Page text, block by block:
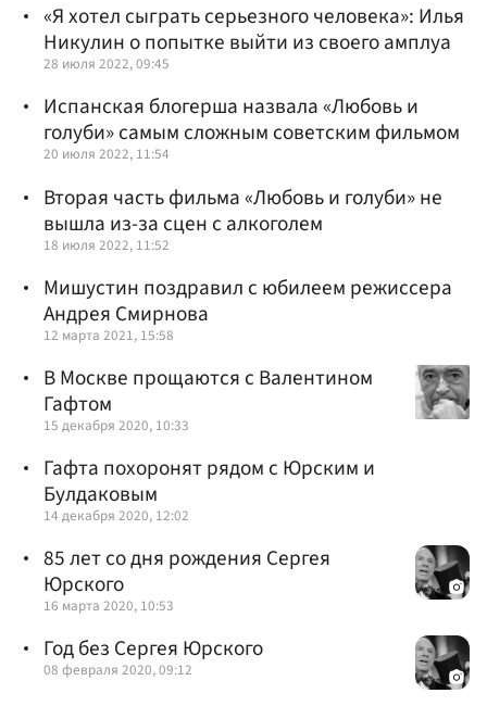
«Я хотел сыграть серьезного человека»: Илья
Никулин о попытке выйти из своего амплуа
28 июля 2022, 09:45
Испанская блогерша назвала «Любовь и
голуби» самым сложным советским фильмом
20 июля 2022, 11:54
Вторая часть фильма «Любовь и голуби» не
вышла из-за сцен с алкоголем
18 июля 2022, 11:52
Мишустин поздравил с юбилеем режиссера
Андрея Смирнова
12 марта 2021, 15:58
В Москве прощаются с Валентином
Гафтом
15 декабря 2020, 10:33
Гафта похоронят рядом с Юрским и
Булдаковым
14 декабря 2020, 12:02
85 лет со дня рождения Сергея
Юрского
16 марта 2020, 10:53
Год без Сергея Юрского
08 февраля 2020, 09:12